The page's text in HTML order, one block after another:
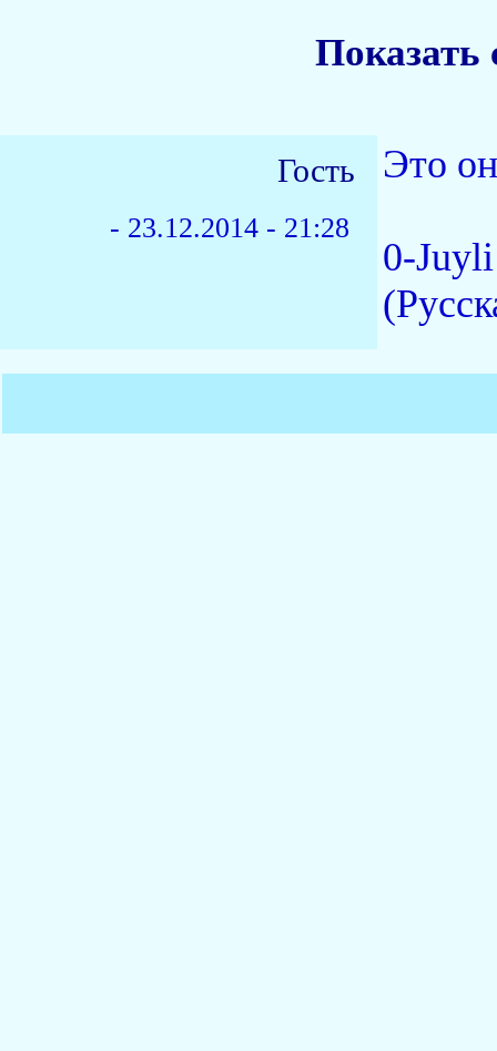
Показать
Гость
- 23.12.2014 - 21:28
Это
0-